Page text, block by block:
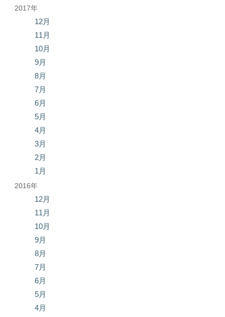
2017年
12月
11月
10月
9月
8月
7月
6月
5月
4月
3月
2月
1月
2016年
12月
11月
10月
9月
8月
7月
6月
5月
4月